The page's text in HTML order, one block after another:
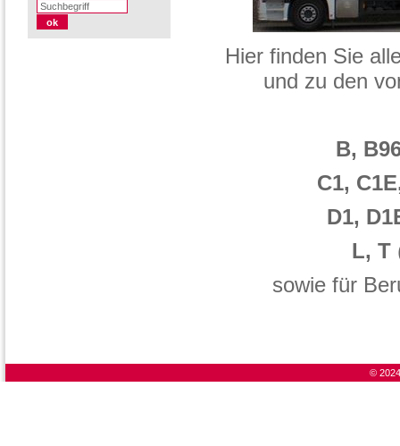
Hier finden Sie
und zu den
B,
C1,
D1,
L, T
sowie für
©